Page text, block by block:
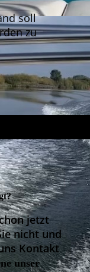
soll
zu
jetzt
nicht und
Kontakt
unser